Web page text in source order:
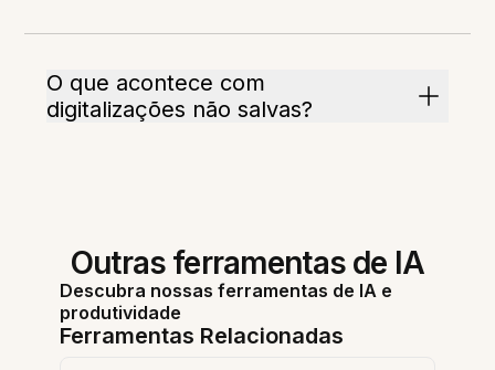
O que acontece com
digitalizações não salvas?
Outras ferramentas de IA
Descubra nossas ferramentas de IA e
produtividade
Ferramentas Relacionadas